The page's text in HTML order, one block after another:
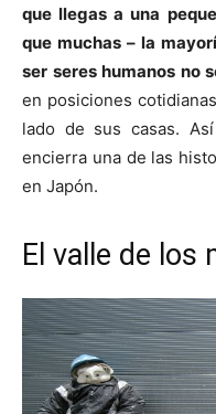
que llegas a una
que muchas – la
ser seres humanos no
en posiciones
lado de sus casas.
encierra una de las
en Japón.
El valle de los